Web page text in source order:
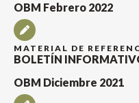
OBM Febrero 2022
BOLETÍN
OBM Diciembre 2021
MATERIAL DE